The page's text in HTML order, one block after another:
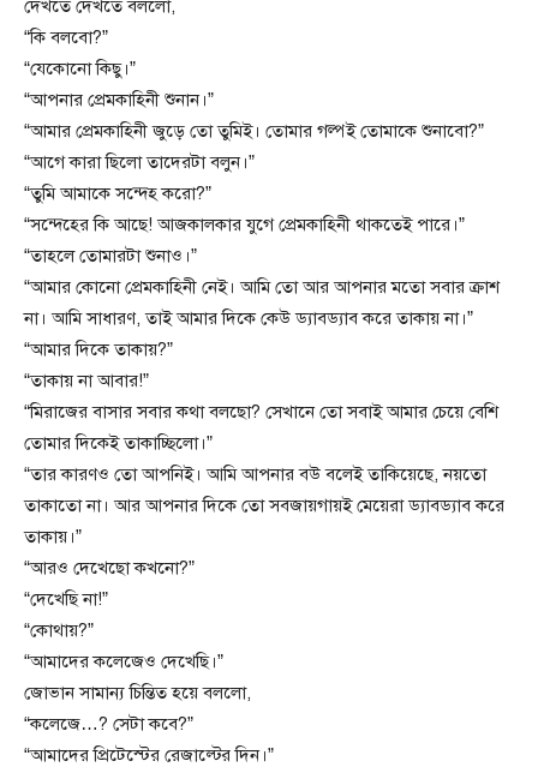
দেখতে দেখতে বললো,
“কি বলবো?”
“যেকোনো কিছু।”
“আপনার প্রেমকাহিনী শুনান।”
“আমার প্রেমকাহিনী জুড়ে তো তুমিই। তোমার গল্পই তোমাকে শুনাবো?”
“আগে কারা ছিলো তাদেরটা বলুন।”
“তুমি আমাকে সন্দেহ করো?”
“সন্দেহের কি আছে! আজকালকার যুগে প্রেমকাহিনী থাকতেই পারে।”
“তাহলে তোমারটা শুনাও।”
“আমার কোনো প্রেমকাহিনী নেই। আমি তো আর আপনার মতো সবার ক্রাশ
না। আমি সাধারণ, তাই আমার দিকে কেউ ড্যাবড্যাব করে তাকায় না।”
“আমার দিকে তাকায়?”
“তাকায় না আবার!”
“মিরাজের বাসার সবার কথা বলছো? সেখানে তো সবাই আমার চেয়ে বেশি
তোমার দিকেই তাকাচ্ছিলো।”
“তার কারণও তো আপনিই। আমি আপনার বউ বলেই তাকিয়েছে, নয়তো
তাকাতো না। আর আপনার দিকে তো সবজায়গায়ই মেয়েরা ড্যাবড্যাব করে
তাকায়।”
“আরও দেখেছো কখনো?”
“দেখেছি না!”
“কোথায়?”
“আমাদের কলেজেও দেখেছি।”
জোভান সামান্য চিন্তিত হয়ে বললো,
“কলেজে…? সেটা কবে?”
“আমাদের প্রিটেস্টের রেজাল্টের দিন।”